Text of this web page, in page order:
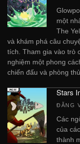
một
The
và khám phá câu
tích. Tham gia vào trò
nghiệm một phong
chiến đấu và phòng
Stars
ĐĂNG
Các
của
thành